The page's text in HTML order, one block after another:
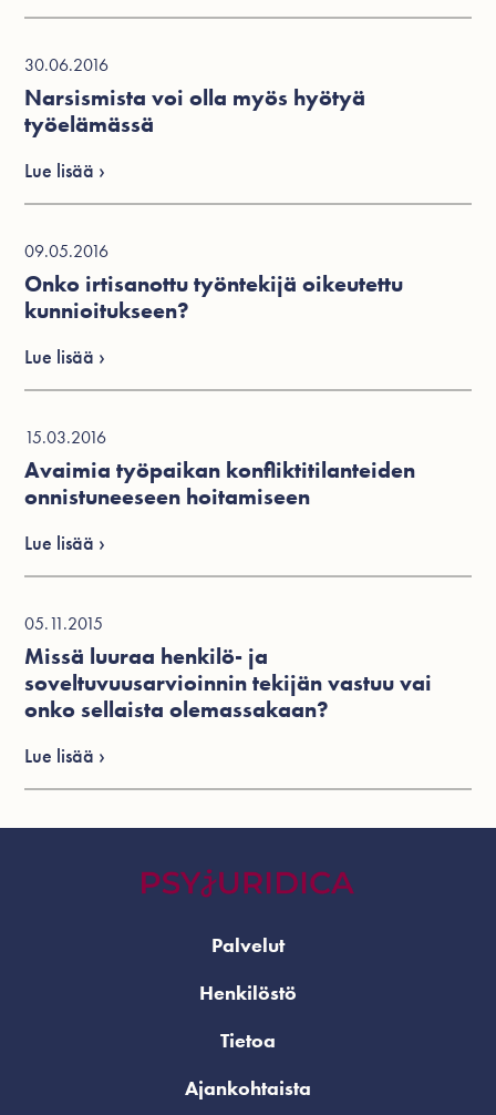
30.06.2016
Narsismista voi olla myös hyötyä
työelämässä
Lue lisää ›
09.05.2016
Onko irtisanottu työntekijä oikeutettu
kunnioitukseen?
Lue lisää ›
15.03.2016
Avaimia työpaikan konfliktitilanteiden
onnistuneeseen hoitamiseen
Lue lisää ›
05.11.2015
Missä luuraa henkilö- ja
soveltuvuusarvioinnin tekijän vastuu vai
onko sellaista olemassakaan?
Lue lisää ›
Palvelut
Henkilöstö
Tietoa
Ajankohtaista